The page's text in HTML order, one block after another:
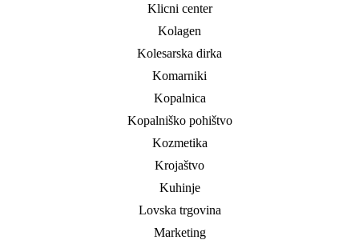
Klicni center
Kolagen
Kolesarska dirka
Komarniki
Kopalnica
Kopalniško pohištvo
Kozmetika
Krojaštvo
Kuhinje
Lovska trgovina
Marketing